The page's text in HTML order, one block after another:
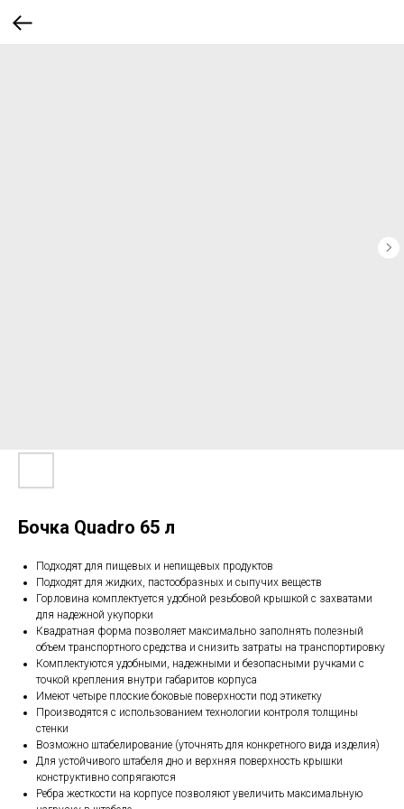
Бочка Quadro 65 л
Подходят для пищевых и непищевых продуктов
Подходят для жидких, пастообразных и сыпучих веществ
Горловина комплектуется удобной резьбовой крышкой с захватами
для надежной укупорки
Квадратная форма позволяет максимально заполнять полезный
объем транспортного средства и снизить затраты на транспортировку
Комплектуются удобными, надежными и безопасными ручками с
точкой крепления внутри габаритов корпуса
Имеют четыре плоские боковые поверхности под этикетку
Производятся с использованием технологии контроля толщины
стенки
Возможно штабелирование (уточнять для конкретного вида изделия)
Для устойчивого штабеля дно и верхняя поверхность крышки
конструктивно сопрягаются
Ребра жесткости на корпусе позволяют увеличить максимальную